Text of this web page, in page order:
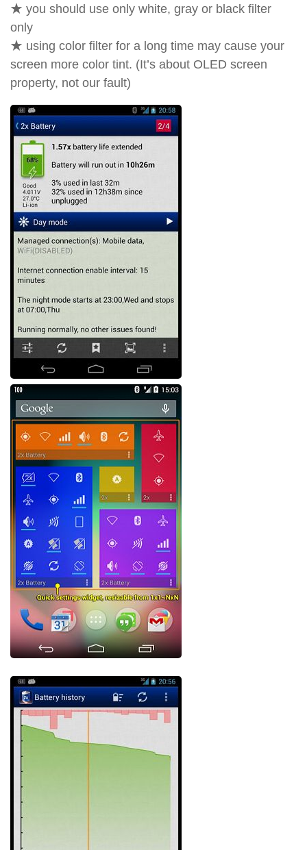
★ you should use only white, gray or black filter
only
★ using color filter for a long time may cause your
screen more color tint. (It’s about OLED screen
property, not our fault)